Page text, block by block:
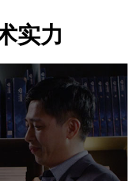
实力